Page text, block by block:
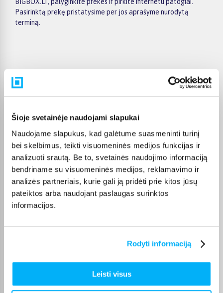
Šioje svetainėje naudojami slapukai
Naudojame slapukus, kad galėtume suasmeninti turinį
bei skelbimus, teikti visuomeninės medijos funkcijas ir
analizuoti srautą. Be to, svetainės naudojimo informaciją
bendriname su visuomeninės medijos, reklamavimo ir
analizės partneriais, kurie gali ją pridėti prie kitos jūsų
pateiktos arba naudojant paslaugas surinktos
informacijos.
Rodyti informaciją
Leisti visus
Pasirinktą prekę pristatysime per jos aprašyme nurodytą
terminą.
Pirkėjų atsiliepimai apie prekes
Patvirtintas pirkėjas
Viskas sklandžiai ir greitai, niekada nenuvilia
Patvirtintas pirkėjas
Prekė gauta pilnos komplektacijos